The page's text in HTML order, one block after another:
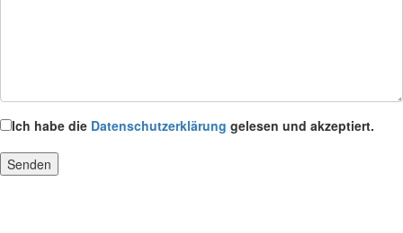
Ich habe die Datenschutzerklärung gelesen und akzeptiert.